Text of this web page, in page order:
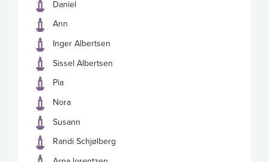
Daniel
Ann
Inger Albertsen
Sissel Albertsen
Pia
Nora
Susann
Randi Schjølberg